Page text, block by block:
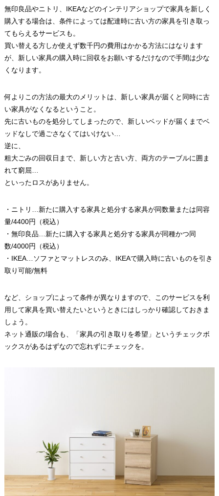
無印良品やニトリ、IKEAなどのインテリアショップで家具を新しく
購入する場合は、条件によっては配達時に古い方の家具を引き取っ
てもらえるサービスも。
買い替える方しか使えず数千円の費用はかかる方法にはなります
が、新しい家具の購入時に回収をお願いするだけなので手間は少な
くなります。
何よりこの方法の最大のメリットは、新しい家具が届くと同時に古
い家具がなくなるということ。
先に古いものを処分してしまったので、新しいベッドが届くまでベ
ッドなしで過ごさなくてはいけない…
逆に、
粗大ごみの回収日まで、新しい方と古い方、両方のテーブルに囲ま
れて窮屈…
といったロスがありません。
・ニトリ…新たに購入する家具と処分する家具が同数量または同容
量/4400円（税込）
・無印良品…新たに購入する家具と処分する家具が同種かつ同
数/4000円（税込）
・IKEA…ソファとマットレスのみ、IKEAで購入時に古いものを引き
取り可能/無料
など、ショップによって条件が異なりますので、このサービスを利
用して家具を買い替えたいというときにはしっかり確認しておきま
しょう。
ネット通販の場合も、「家具の引き取りを希望」というチェックボ
ックスがあるはずなので忘れずにチェックを。